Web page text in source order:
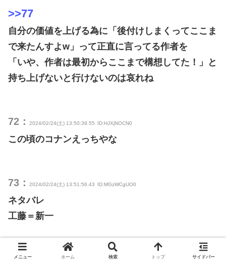
>>77
自分の価値を上げる為に「後付けしまくってここま
で来たんすよw」って正直に言ってる作者を
「いや、作者は最初からここまで構想してた！」と
持ち上げないと行けないのは哀れね
72： 2024/02/24(土) 13:50:39.55 ID:HJXjNOCN0
この頃のコナンえっちやな
73： 2024/02/24(土) 13:51:56.43 ID:MGzWCgUO0
ネタバレ
工藤＝新一
76：
メニュー ホーム 検索 トップ サイドバー